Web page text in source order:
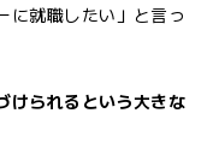
に就職したい」と言っ
けられるという大きな